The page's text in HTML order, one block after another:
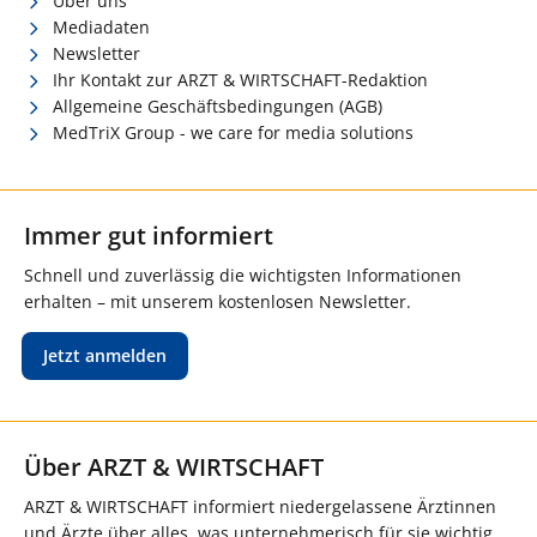
Mediadaten
Newsletter
Ihr Kontakt zur ARZT & WIRTSCHAFT-Redaktion
Allgemeine Geschäftsbedingungen (AGB)
MedTriX Group - we care for media solutions
Immer gut informiert
Schnell und zuverlässig die wichtigsten Informationen
erhalten – mit unserem kostenlosen Newsletter.
Jetzt anmelden
Über ARZT & WIRTSCHAFT
ARZT & WIRTSCHAFT informiert niedergelassene Ärztinnen
und Ärzte über alles, was unternehmerisch für sie wichtig